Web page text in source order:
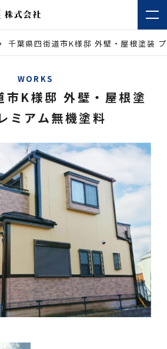
千葉県四街道市K様邸 外壁・屋根塗装
WORKS
市K様邸 外壁・屋根塗
ミアム無機塗料